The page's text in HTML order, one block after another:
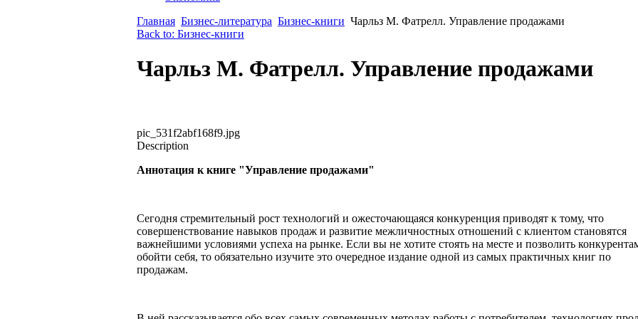
Главная Бизнес-литература Бизнес-книги Чарльз М. Фатрелл. Управление продажами
Back to: Бизнес-книги
Чарльз М. Фатрелл. Управление продажами
pic_531f2abf168f9.jpg
Description
Аннотация к книге "Управление продажами"
Сегодня стремительный рост технологий и ожесточающаяся конкуренция приводят к тому, что
совершенствование навыков продаж и развитие межличностных отношений с клиентом становятся
важнейшими условиями успеха на рынке. Если вы не хотите стоять на месте и позволить
обойти себя, то обязательно изучите это очередное издание одной из самых практичных книг по
продажам.